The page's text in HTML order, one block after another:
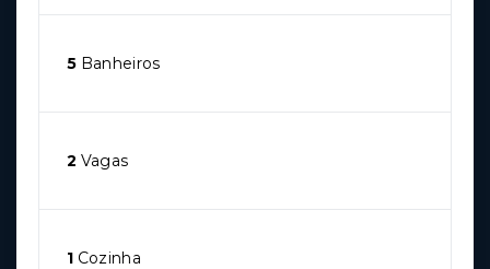
5 Banheiros
2 Vagas
1 Cozinha